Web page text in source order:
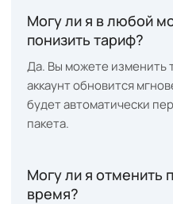
Могу ли я в любой
понизить тариф?
Да. Вы можете изменить
аккаунт обновится
будет автоматически
пакета.
Могу ли я отменить
время?